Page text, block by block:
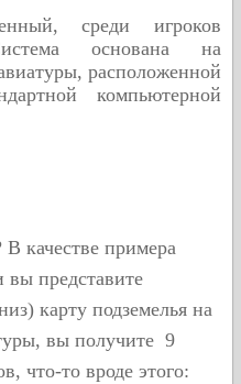
среди игроков
основана на
расположенной
компьютерной
В качестве примера
представите
карту подземелья на
вы получите 9
что-то вроде этого: